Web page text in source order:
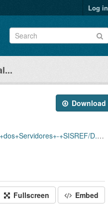
Log in
Download
Fullscreen Embed